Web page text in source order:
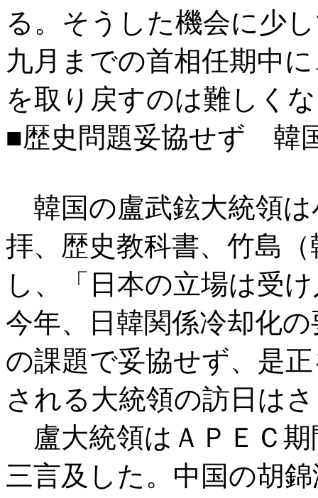
る。そうした機会に少
九月までの首相任期中
を取り戻すのは難しく
■歴史問題妥協せず 韓
韓国の盧武鉉大統領は
拝、歴史教科書、竹島
し、「日本の立場は受
今年、日韓関係冷却化
の課題で妥協せず、是
される大統領の訪日は
盧大統領はＡＰＥＣ期
三言及した。中国の胡